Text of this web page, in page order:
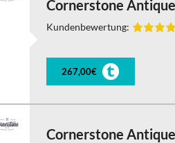
Cornerstone
Kundenbewertung:
267,00€
Cornerstone